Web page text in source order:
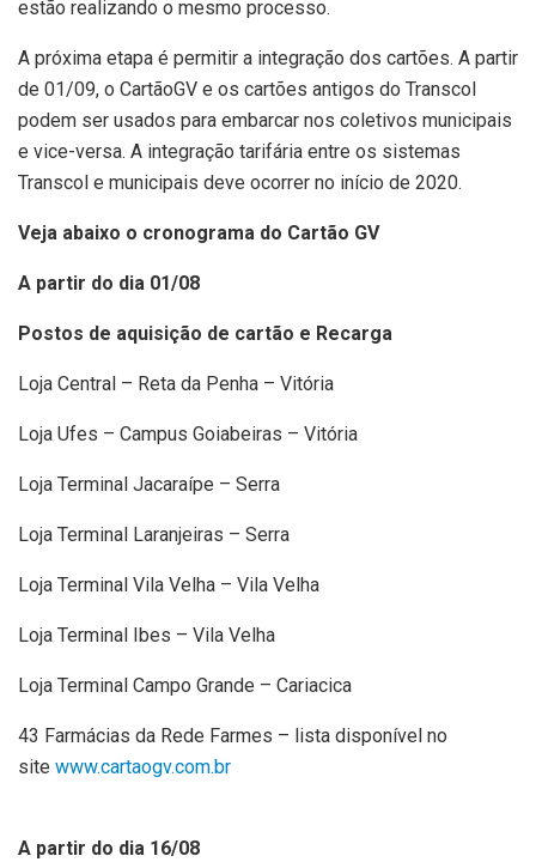
estão realizando o mesmo processo.
A próxima etapa é permitir a integração dos cartões. A partir
de 01/09, o CartãoGV e os cartões antigos do Transcol
podem ser usados para embarcar nos coletivos municipais
e vice-versa. A integração tarifária entre os sistemas
Transcol e municipais deve ocorrer no início de 2020.
Veja abaixo o cronograma do Cartão GV
A partir do dia 01/08
Postos de aquisição de cartão e Recarga
Loja Central – Reta da Penha – Vitória
Loja Ufes – Campus Goiabeiras – Vitória
Loja Terminal Jacaraípe – Serra
Loja Terminal Laranjeiras – Serra
Loja Terminal Vila Velha – Vila Velha
Loja Terminal Ibes – Vila Velha
Loja Terminal Campo Grande – Cariacica
43 Farmácias da Rede Farmes – lista disponível no
site www.cartaogv.com.br
A partir do dia 16/08